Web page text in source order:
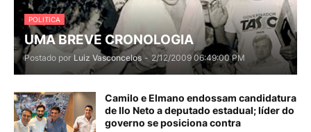
POLITICA
UMA BREVE CRONOLOGIA
Postado por Luiz Vasconcelos - 2/12/2009 06:49:00 PM
Camilo e Elmano endossam candidatura
de Ilo Neto a deputado estadual; líder do
governo se posiciona contra